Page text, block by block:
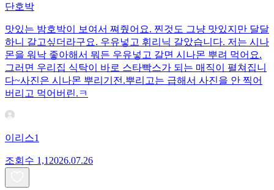
단호박
맛있는 밤호박이 보여서 쪄줬어요. 찐것도 그냥 맛있지만 달달
하니 갈고싶더라구요. 우유넣고 휘리닉 갈았습니다. 저는 시나
몬을 워낙 좋아해서 뭐든 우유넣고 갈면 시나몬 뿌려 먹어요.
그러면 우리집 식탁이 바로 스타빡스가 되는 매직이 펼쳐집니
다~사진은 시나몬 뿌리기전.뿌리고는 급해서 사진을 안 찍어
버리고 먹어버린.ㅋ
이리스1
조회수 1,12026.07.26